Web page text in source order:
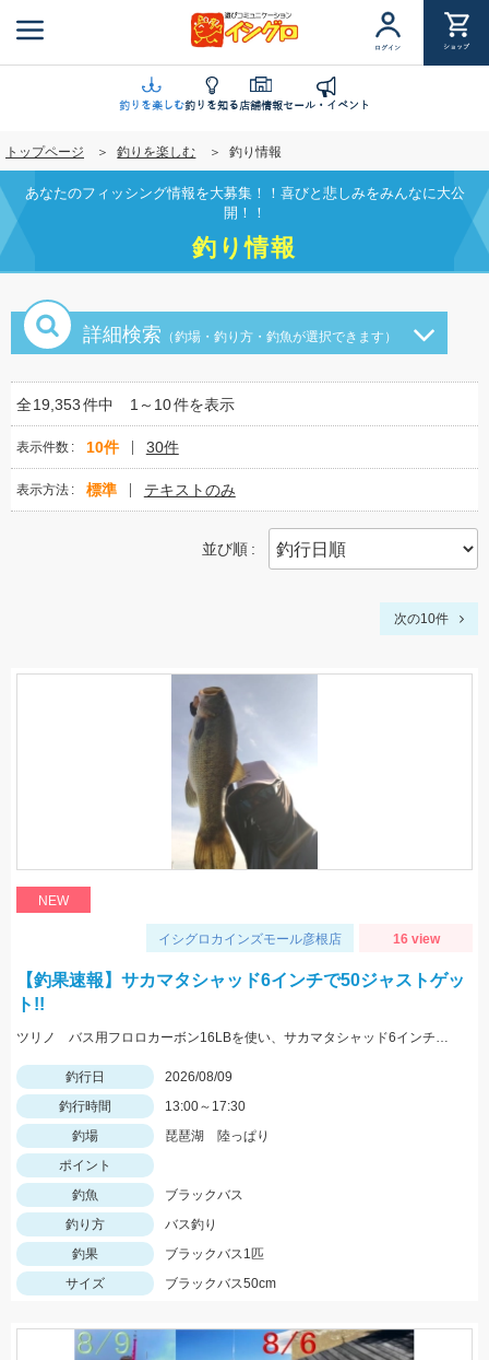
ン
に
移
動
ログイン ショップ
釣りを楽しむ釣りを知る店舗情報セール・イベント
トップページ 釣りを楽しむ 釣り情報
あなたのフィッシング情報を大募集！！喜びと悲しみをみんなに大公
開！！
釣り情報
詳細検索 （釣場・釣り方・釣魚が選択できます）
全19,353件中 1～10件を表示
表示件数 10件 30件
表示方法 標準 テキストのみ
並び順
次の10件
NEW
イシグロカインズモール彦根店 16 view
【釣果速報】サカマタシャッド6インチで50ジャストゲッ
ト!!
ツリノ バス用フロロカーボン16LBを使い、サカマタシャッド6インチノーシンカージャークで50cmジャストをキャッチ!!夕マズメはデカいワームが効きます♪
釣行日
2026/08/09
釣行時間
13:00～17:30
釣場
琵琶湖 陸っぱり
ポイント
釣魚
ブラックバス
釣り方
バス釣り
釣果
ブラックバス1匹
サイズ
ブラックバス50cm